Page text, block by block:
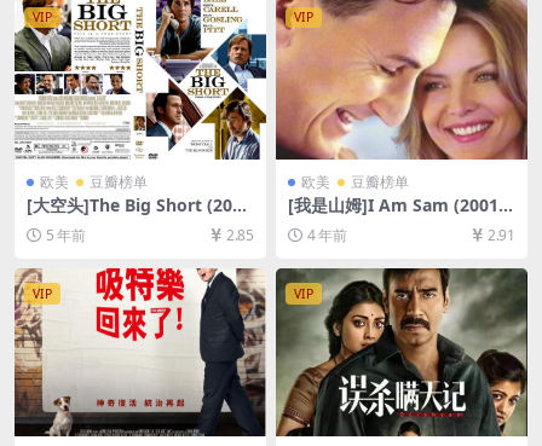
VIP
欧美 豆瓣榜单
[大空头]The Big Short (201
5)[百度网盘+夸克网盘+迅雷云
盘资源1080P超清未删减][MP
4/8.2GB][中英字幕]
5 年前 2.85
VIP
欧美 豆瓣榜单
[我是山姆]I Am Sam (2001)
[百度网盘+迅雷云盘资源1080
P超清未删减][MP4/8.5GB][中
英字幕]
4 年前 2.91
VIP VIP